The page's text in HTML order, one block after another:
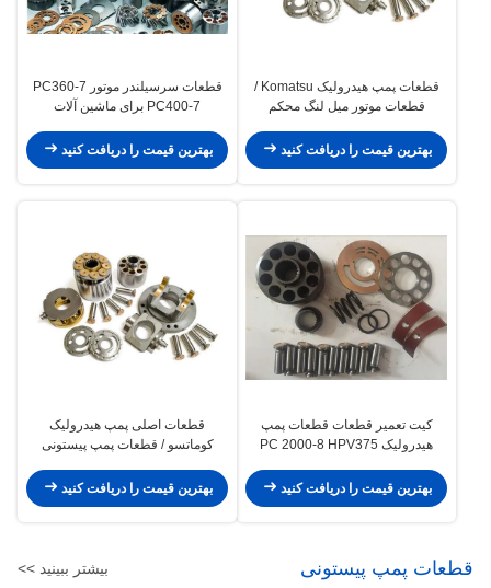
قطعات پمپ هیدرولیک Komatsu /
قطعات موتور میل لنگ محکم
بهترین قیمت را دریافت کنید
قطعات سرسیلندر موتور PC360-7
PC400-7 برای ماشین آلات
بهترین قیمت را دریافت کنید
کیت تعمیر قطعات قطعات پمپ
هیدرولیک PC 2000-8 HPV375
بهترین قیمت را دریافت کنید
قطعات اصلی پمپ هیدرولیک
کوماتسو / قطعات پمپ پیستونی
بهترین قیمت را دریافت کنید
قطعات پمپ پیستونی بیشتر ببینید >>